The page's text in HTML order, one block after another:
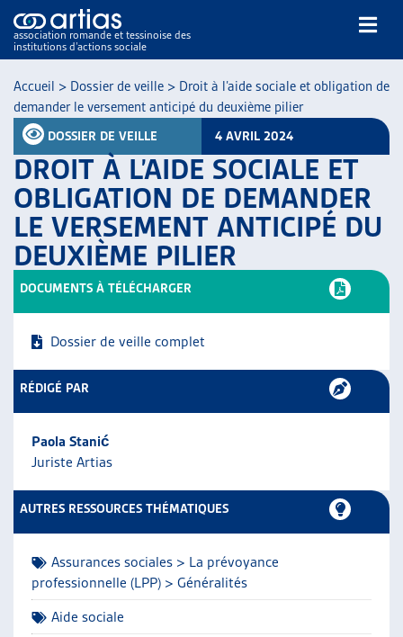
association romande et tessinoise des
institutions d’actions sociale
NOS PUBLICATIONS
ARTICLES
DOSSIERS DU MOIS
VEILLE
THÉMATIQUES
GUIDE SOCIAL ROMAND
AUTRES
L’ASSOCIATION
PROJETS ET ACTIVITÉS
JOURNÉES D’AUTOMNE
Accueil > Dossier de veille > Droit à l’aide sociale et obligation de
demander le versement anticipé du deuxième pilier
DOSSIER DE VEILLE 4 AVRIL 2024
DROIT À L’AIDE SOCIALE ET
OBLIGATION DE DEMANDER
LE VERSEMENT ANTICIPÉ DU
DEUXIÈME PILIER
DOCUMENTS À TÉLÉCHARGER
Dossier de veille complet
RÉDIGÉ PAR
Paola Stanić
Juriste Artias
AUTRES RESSOURCES THÉMATIQUES
Assurances sociales > La prévoyance
professionnelle (LPP) > Généralités
Aide sociale